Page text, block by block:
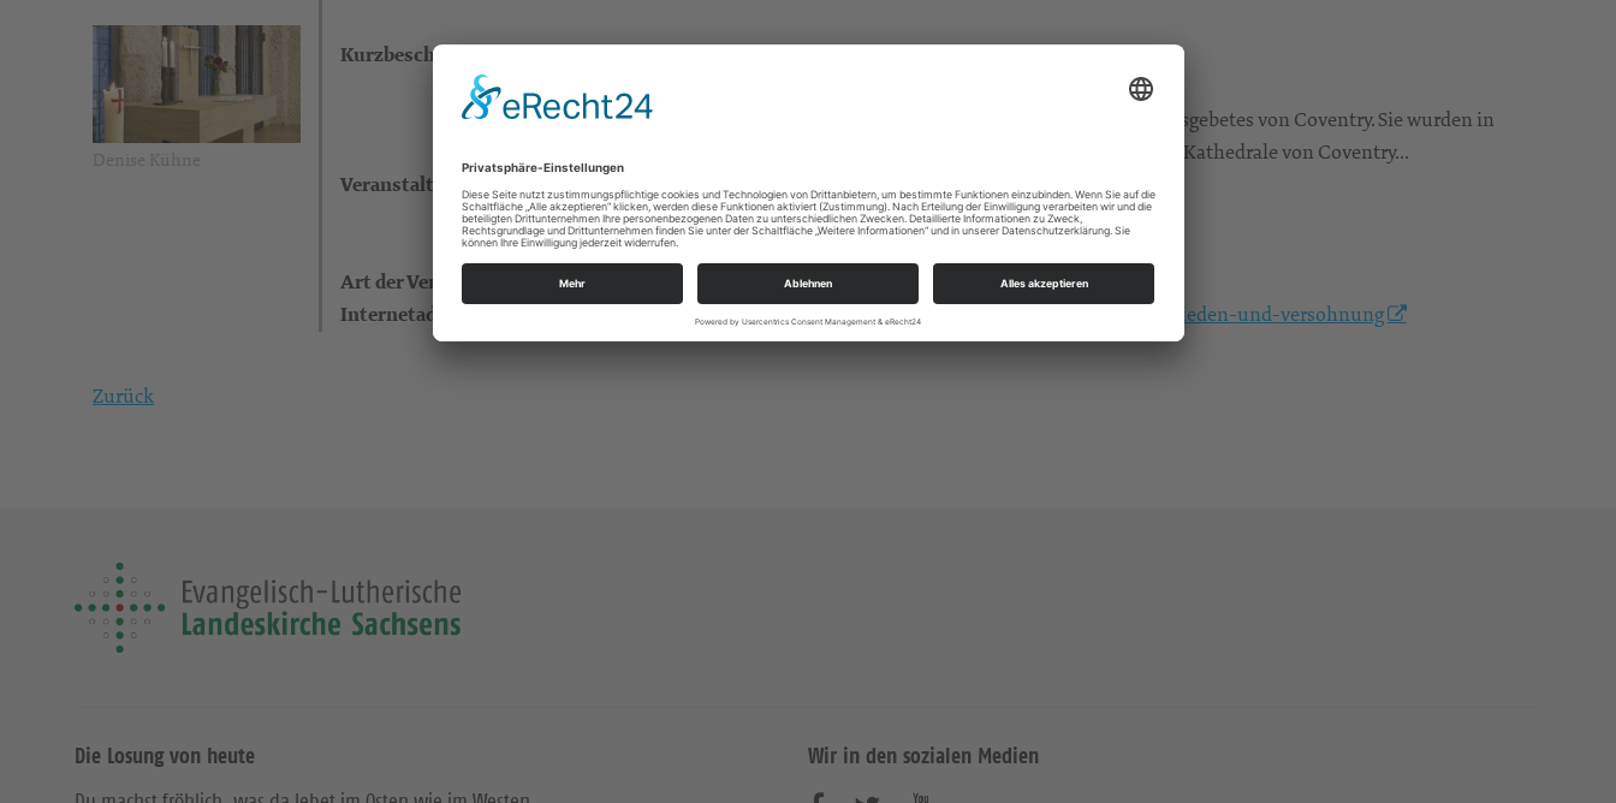
Kurzbeschreibung
Die Worte „FATHER FORGIVE“ bilden den Kern des Versöhnungsgebetes von Coventry. Sie wurden in
der Ruine der 1940 durch deutsche Bombenangriffe zerstörten Kathedrale von Coventry...
Veranstaltungsort
Kreuzkirche Dresden
An der Kreuzkirche 1
01067 Dresden
Art der Veranstaltung
Internetadresse https://landing.churchdesk.com/de/e/38532069/gebet-fur-frieden-und-versohnung
Zurück
Die Losung von heute Wir in den sozialen Medien